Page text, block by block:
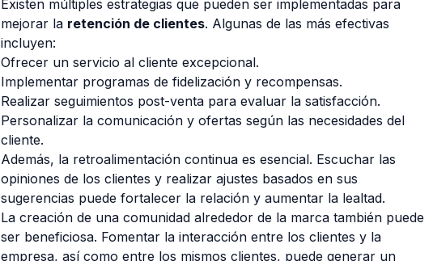
Existen múltiples estrategias que pueden ser implementadas para
mejorar la retención de clientes. Algunas de las más efectivas
incluyen:
Ofrecer un servicio al cliente excepcional.
Implementar programas de fidelización y recompensas.
Realizar seguimientos post-venta para evaluar la satisfacción.
Personalizar la comunicación y ofertas según las necesidades del
cliente.
Además, la retroalimentación continua es esencial. Escuchar las
opiniones de los clientes y realizar ajustes basados en sus
sugerencias puede fortalecer la relación y aumentar la lealtad.
La creación de una comunidad alrededor de la marca también puede
ser beneficiosa. Fomentar la interacción entre los clientes y la
empresa, así como entre los mismos clientes, puede generar un